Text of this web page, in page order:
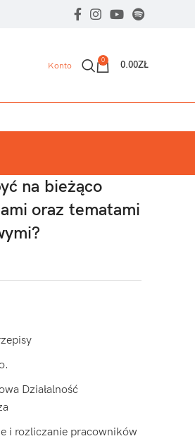
Konto
0 0.00ZŁ
na bieżąco
oraz tematami
Działalność
i rozliczanie pracowników